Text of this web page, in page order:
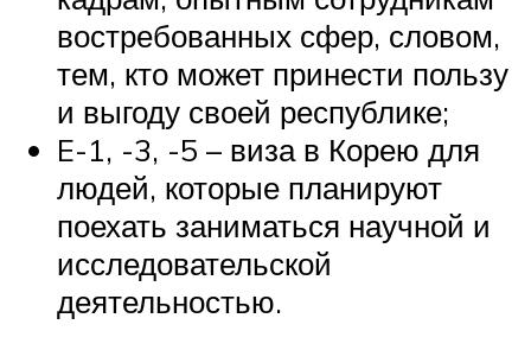
востребованных сфер, словом,
тем, кто может принести пользу
и выгоду своей республике;
E-1, -3, -5 – виза в Корею для
людей, которые планируют
поехать заниматься научной и
исследовательской
деятельностью.